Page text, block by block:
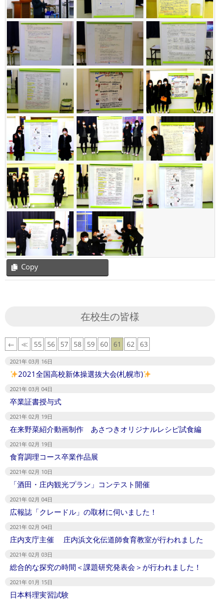
Copy
在校生の皆様
← ≪ 55 56 57 58 59 60 61 62 63
2021年 03月 16日
2021全国高校新体操選抜大会(札幌市)
2021年 03月 04日
卒業証書授与式
2021年 02月 19日
在来野菜紹介動画制作 あさつきオリジナルレシピ試食編
2021年 02月 19日
食育調理コース卒業作品展
2021年 02月 10日
「酒田・庄内観光プラン」コンテスト開催
2021年 02月 04日
広報誌「クレードル」の取材に伺いました！
2021年 02月 04日
庄内支庁主催 庄内浜文化伝道師食育教室が行われました
2021年 02月 03日
総合的な探究の時間＜課題研究発表会＞が行われました！
2021年 01月 15日
日本料理実習試験